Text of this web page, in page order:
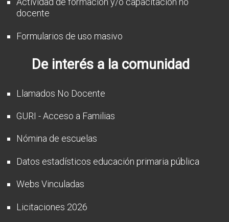
docente
Formularios de uso masivo
De interés a la comunidad
Llamados No Docente
GURI - Acceso a Familias
Nómina de escuelas
Datos estadísticos educación primaria pública
Webs Vinculadas
Licitaciones 2026